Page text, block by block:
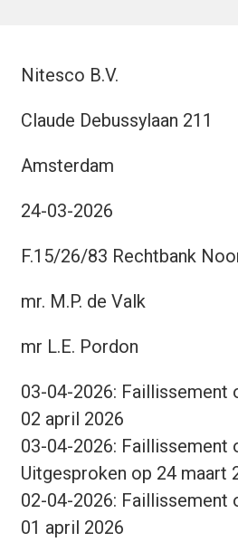
Nitesco B.V.
Claude Debussylaan 211
Amsterdam
24-03-2026
F.15/26/83 Rechtbank
mr. M.P. de Valk
mr L.E. Pordon
03-04-2026: Faillissement
02 april 2026
03-04-2026: Faillissement
Uitgesproken op 24 maart
02-04-2026: Faillissement
01 april 2026